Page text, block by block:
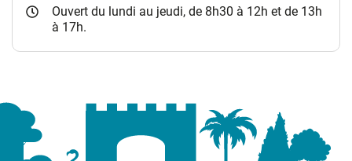
Ouvert du lundi au jeudi, de 8h30 à 12h et de 13h
à 17h.